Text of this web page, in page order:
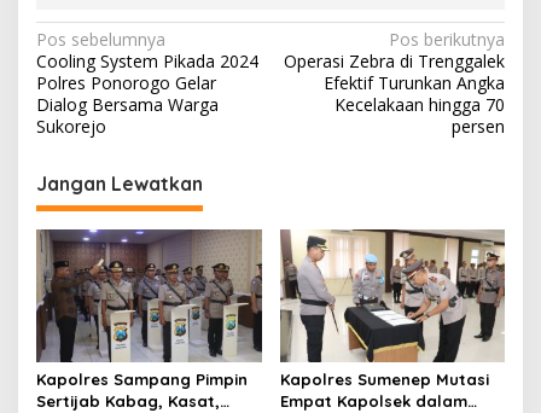
N
a
v
i
g
a
s
i
p
o
s
Pos sebelumnya
Cooling System Pikada 2024
Polres Ponorogo Gelar
Dialog Bersama Warga
Sukorejo
Pos berikutnya
Operasi Zebra di Trenggalek
Efektif Turunkan Angka
Kecelakaan hingga 70
persen
Jangan Lewatkan
Kapolres Sampang Pimpin
Sertijab Kabag, Kasat,
Kapolres Sumenep Mutasi
Empat Kapolsek dalam